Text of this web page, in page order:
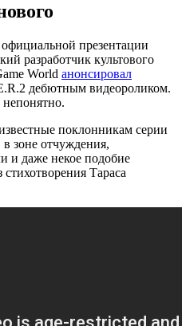
презентации
разработчик культового
World анонсировал
дебютным видеороликом.
поклонникам серии
зоне отчуждения,
и даже некое подобие
Тараса